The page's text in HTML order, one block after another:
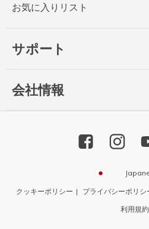
お気に入りリスト
サポート
会社情報
クッキーポリシー プライバシーポリシ
利用規約